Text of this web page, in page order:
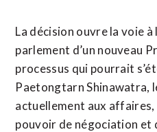
La décision ouvre la voie à
parlement d’un nouveau
processus qui pourrait
Paetongtarn Shinawatra,
actuellement aux affaires,
pouvoir de négociation et